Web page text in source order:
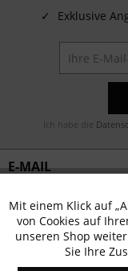
✓ Exklusive
Ich habe die
E-MAIL
WHATSAPP
Schreiben Sie eine
Funktionale
Marketing
Mit einem Klick auf
von Cookies auf
unseren Shop
Sie Ihre